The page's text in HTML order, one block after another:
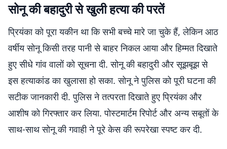
सोनू की बहादुरी से खुली हत्या की परतें
प्रियंका को पूरा यकीन था कि सभी बच्चे मारे जा चुके हैं, लेकिन आठ
वर्षीय सोनू किसी तरह पानी से बाहर निकल आया और हिम्मत दिखाते
हुए सीधे गांव वालों को सूचना दी. सोनू की बहादुरी और सूझबूझ से
इस हत्याकांड का खुलासा हो सका. सोनू ने पुलिस को पूरी घटना की
सटीक जानकारी दी. पुलिस ने तत्परता दिखाते हुए प्रियंका और
आशीष को गिरफ्तार कर लिया. पोस्टमार्टम रिपोर्ट और अन्य सबूतों के
साथ-साथ सोनू की गवाही ने पूरे केस की रूपरेखा स्पष्ट कर दी.